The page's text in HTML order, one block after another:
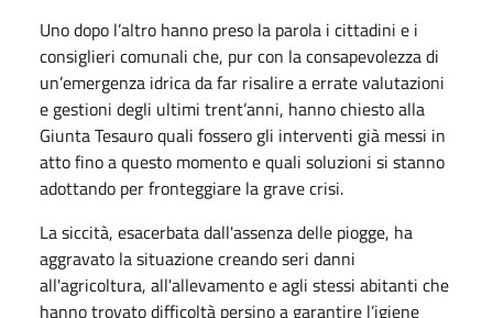
Uno dopo l’altro hanno preso la parola i cittadini e i
consiglieri comunali che, pur con la consapevolezza di
un’emergenza idrica da far risalire a errate valutazioni
e gestioni degli ultimi trent’anni, hanno chiesto alla
Giunta Tesauro quali fossero gli interventi già messi in
atto fino a questo momento e quali soluzioni si stanno
adottando per fronteggiare la grave crisi.
La siccità, esacerbata dall'assenza delle piogge, ha
aggravato la situazione creando seri danni
all'agricoltura, all'allevamento e agli stessi abitanti che
hanno trovato difficoltà persino a garantire l’igiene